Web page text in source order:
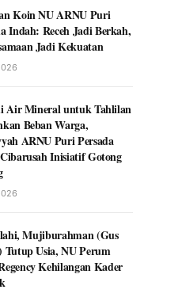
Koin NU ARNU Puri
Indah: Receh Jadi Berkah,
Jadi Kekuatan
Air Mineral untuk Tahlilan
Beban Warga,
ARNU Puri Persada
Inisiatif Gotong
Mujiburahman (Gus
Usia, NU Perum
Kehilangan Kader